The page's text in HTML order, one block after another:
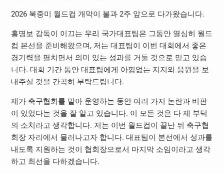
2026 북중미 월드컵 개막이 불과 2주 앞으로 다가왔습니다.
홍명보 감독이 이끄는 우리 국가대표팀은 그동안 열심히 월드
컵 본선을 준비해왔으며, 저는 대표팀이 이번 대회에서 좋은
경기력을 펼치면서 의미 있는 성과를 거둘 것으로 믿고 있습
니다. 대회 기간 동안 대표팀에게 아낌없는 지지와 응원을 보
내주실 것을 간곡히 부탁드립니다.
제가 축구협회를 맡아 운영하는 동안 여러 가지 논란과 비판
이 있었다는 것을 잘 알고 있습니다. 이 모든 것은 다 제 부덕
의 소치라고 생각합니다. 저는 이번 월드컵이 끝난 뒤 축구협
회장 자리에서 물러나고자 합니다. 대표팀이 본선에서 성과를
내도록 지원하는 것이 협회장으로서 마지막 소임이라고 생각
하고 최선을 다하겠습니다.